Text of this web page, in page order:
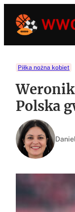
treści
Piłka nożna kobiet
Polska